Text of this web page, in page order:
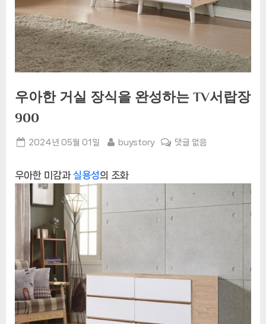
우아한 거실 장식을 완성하는 TV서랍장
900
Posted
2024년 05월 01일 By
buystory
우
거
장
하
TV
댓글 없음
우아한 미감과실용성의 조화